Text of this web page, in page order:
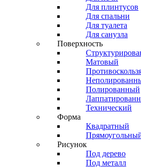
Для плинтусов
Для спальни
Для туалета
Для санузла
Поверхность
Матовый
Полированный
Технический
Форма
Квадратный
Рисунок
Под дерево
Под металл